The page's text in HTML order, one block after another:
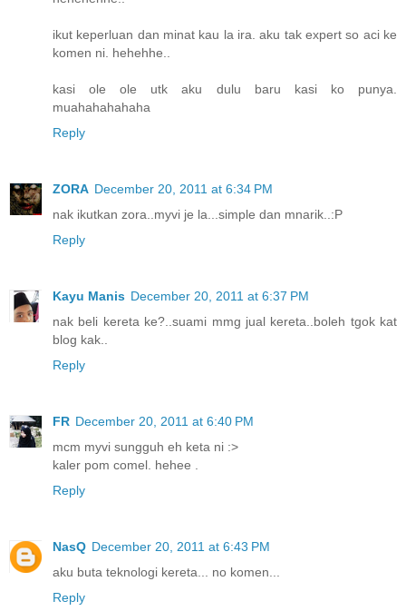
ikut keperluan dan minat kau la ira. aku tak expert so aci ke
komen ni. hehehhe..
kasi ole ole utk aku dulu baru kasi ko punya.
muahahahahaha
Reply
ZORA December 20, 2011 at 6:34 PM
nak ikutkan zora..myvi je la...simple dan mnarik..:P
Reply
Kayu Manis December 20, 2011 at 6:37 PM
nak beli kereta ke?..suami mmg jual kereta..boleh tgok kat
blog kak..
Reply
FR December 20, 2011 at 6:40 PM
mcm myvi sungguh eh keta ni :>
kaler pom comel. hehee .
Reply
NasQ December 20, 2011 at 6:43 PM
aku buta teknologi kereta... no komen...
Reply